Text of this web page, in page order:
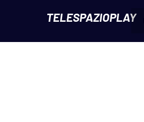
TELESPAZIOPLAY